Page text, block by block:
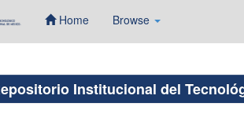
Home Browse
Institucional del